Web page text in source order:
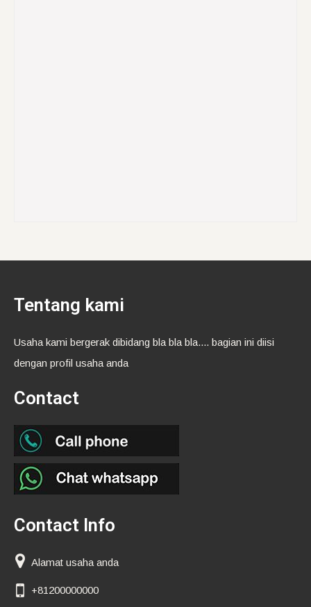
Tentang kami
Usaha kami bergerak dibidang bla bla bla.... bagian ini diisi
dengan profil usaha anda
Contact
Contact Info
Alamat usaha anda
+81200000000